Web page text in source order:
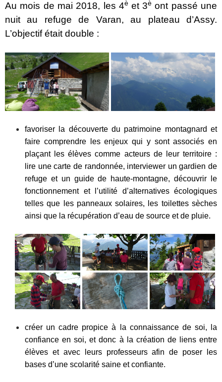
Au mois de mai 2018, les 4è et 3èont passé une
nuit au refuge de Varan, au plateau d’Assy.
L’objectif était double :
favoriser la découverte du patrimoine montagnard et
faire comprendre les enjeux qui y sont associés en
plaçant les élèves comme acteurs de leur territoire :
lire une carte de randonnée, interviewer un gardien de
refuge et un guide de haute-montagne, découvrir le
fonctionnement et l’utilité d’alternatives écologiques
telles que les panneaux solaires, les toilettes sèches
ainsi que la récupération d’eau de source et de pluie.
créer un cadre propice à la connaissance de soi, la
confiance en soi, et donc à la création de liens entre
élèves et avec leurs professeurs afin de poser les
bases d’une scolarité saine et confiante.